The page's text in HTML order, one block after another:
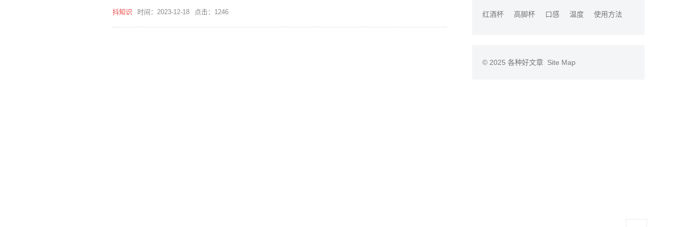
抖知识 时间：2023-12-18 点击：1246 红酒杯 高脚杯 口感 温度 使用方法
© 2025 各种好文章 Site Map